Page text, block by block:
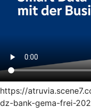
https://
dz-bank-gema-frei-